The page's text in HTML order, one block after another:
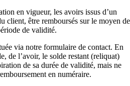
en vigueur, les avoirs issus d’un
client, être remboursés sur le moyen de
de validité.
via notre formulaire de contact. En
de l’avoir, le solde restant (reliquat)
de sa durée de validité, mais ne
en numéraire.